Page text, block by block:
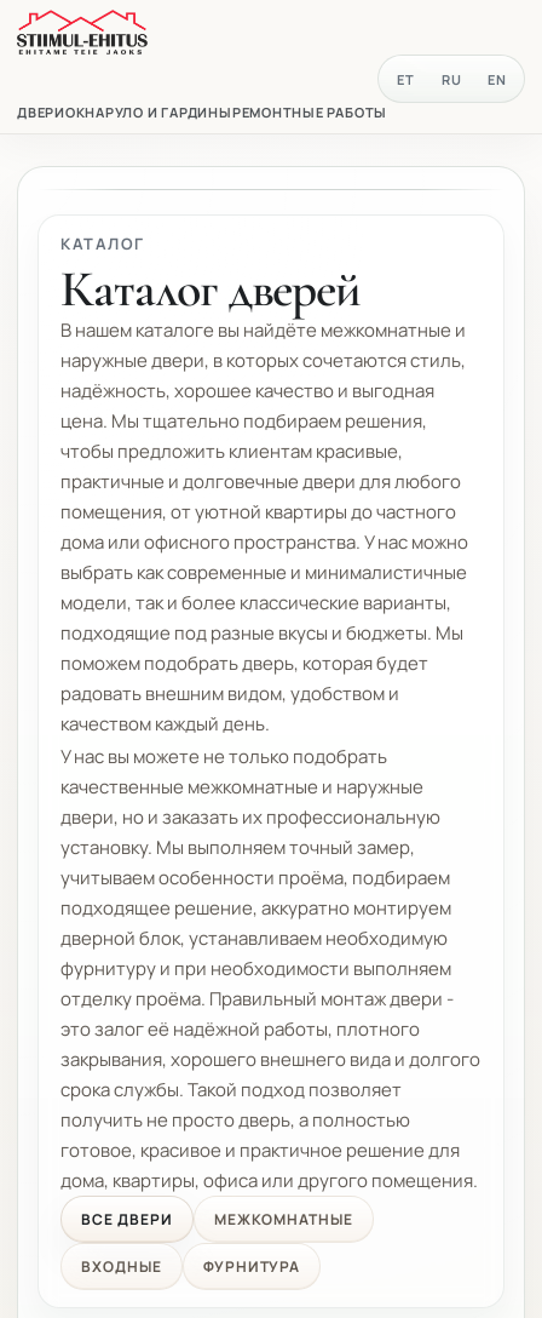
ДВЕРИОКНАРУЛО И ГАРДИНЫРЕМОНТНЫЕ РАБОТЫ
ET RU EN
КАТАЛОГ
Каталог дверей
В нашем каталоге вы найдёте межкомнатные и
наружные двери, в которых сочетаются стиль,
надёжность, хорошее качество и выгодная
цена. Мы тщательно подбираем решения,
чтобы предложить клиентам красивые,
практичные и долговечные двери для любого
помещения, от уютной квартиры до частного
дома или офисного пространства. У нас можно
выбрать как современные и минималистичные
модели, так и более классические варианты,
подходящие под разные вкусы и бюджеты. Мы
поможем подобрать дверь, которая будет
радовать внешним видом, удобством и
качеством каждый день.
У нас вы можете не только подобрать
качественные межкомнатные и наружные
двери, но и заказать их профессиональную
установку. Мы выполняем точный замер,
учитываем особенности проёма, подбираем
подходящее решение, аккуратно монтируем
дверной блок, устанавливаем необходимую
фурнитуру и при необходимости выполняем
отделку проёма. Правильный монтаж двери -
это залог её надёжной работы, плотного
закрывания, хорошего внешнего вида и долгого
срока службы. Такой подход позволяет
получить не просто дверь, а полностью
готовое, красивое и практичное решение для
дома, квартиры, офиса или другого помещения.
ВСЕ ДВЕРИ МЕЖКОМНАТНЫЕ
ВХОДНЫЕ ФУРНИТУРА